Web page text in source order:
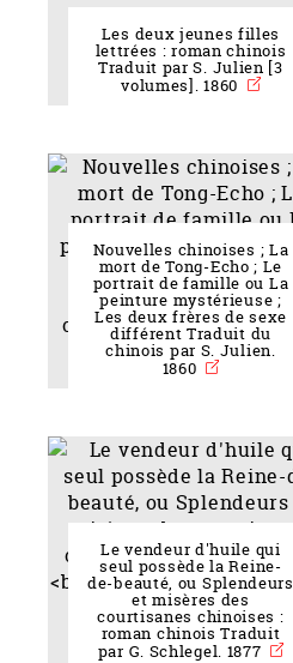
Les deux jeunes filles
lettrées : roman chinois
Traduit par S. Julien [3
volumes]. 1860
Nouvelles chinoises ; La
mort de Tong-Echo ; Le
portrait de famille ou La
peinture mystérieuse ;
Les deux frères de sexe
différent Traduit du
chinois par S. Julien.
1860
Le vendeur d'huile qui
seul possède la Reine-
de-beauté, ou Splendeurs
et misères des
courtisanes chinoises :
roman chinois Traduit
par G. Schlegel. 1877